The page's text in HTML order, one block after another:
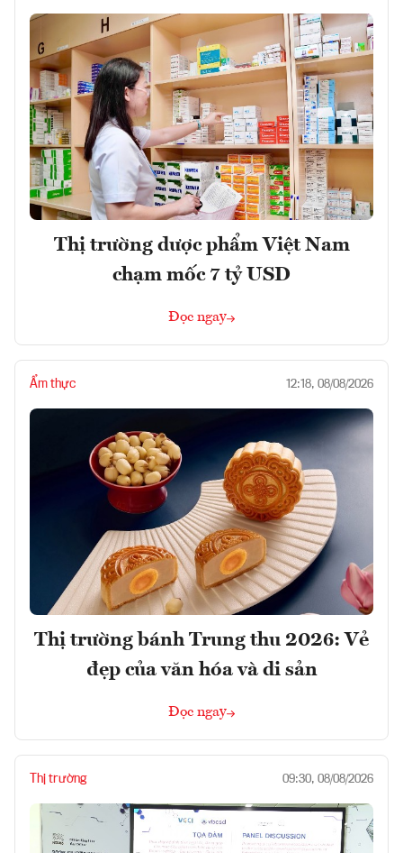
Thị trường dược phẩm Việt Nam
chạm mốc 7 tỷ USD
Đọc ngay
Ẩm thực 12:18, 08/08/2026
Thị trường bánh Trung thu 2026: Vẻ
đẹp của văn hóa và di sản
Đọc ngay
Thị trường 09:30, 08/08/2026